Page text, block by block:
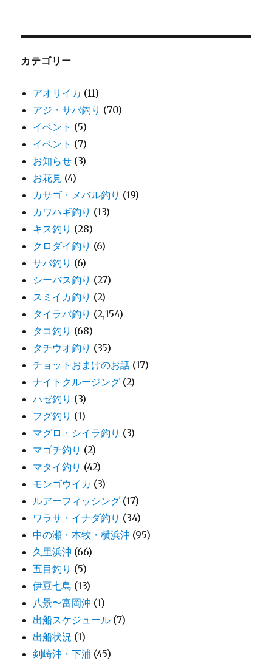
カテゴリー
アオリイカ (11)
アジ・サバ釣り (70)
イベント (5)
イベント (7)
お知らせ (3)
お花見 (4)
カサゴ・メバル釣り (19)
カワハギ釣り (13)
キス釣り (28)
クロダイ釣り (6)
サバ釣り (6)
シーバス釣り (27)
スミイカ釣り (2)
タイラバ釣り (2,154)
タコ釣り (68)
タチウオ釣り (35)
チョットおまけのお話 (17)
ナイトクルージング (2)
ハゼ釣り (3)
フグ釣り (1)
マグロ・シイラ釣り (3)
マゴチ釣り (2)
マタイ釣り (42)
モンゴウイカ (3)
ルアーフィッシング (17)
ワラサ・イナダ釣り (34)
中の瀬・本牧・横浜沖 (95)
久里浜沖 (66)
五目釣り (5)
伊豆七島 (13)
八景〜富岡沖 (1)
出船スケジュール (7)
出船状況 (1)
剣崎沖・下浦 (45)